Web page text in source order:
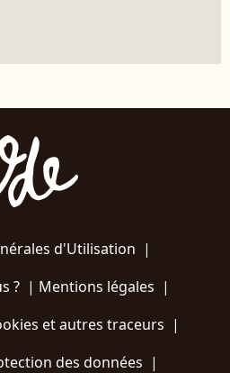
d'Utilisation |
?| Mentions légales |
et autres traceurs |
des données |